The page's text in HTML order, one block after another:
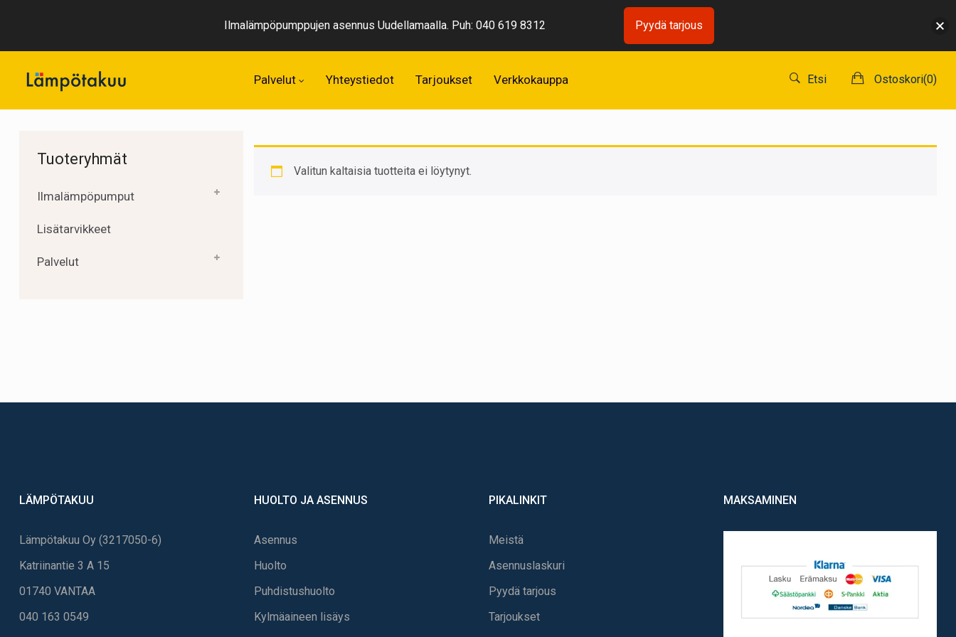
Palvelut Yhteystiedot Tarjoukset Verkkokauppa Ostoskori(0)
Etsi
Tuoteryhmät
Ilmalämpöpumput
Lisätarvikkeet
Palvelut
Valitun kaltaisia tuotteita ei löytynyt.
LÄMPÖTAKUU
Lämpötakuu Oy (3217050-6)
Katriinantie 3 A 15
01740 VANTAA
040 163 0549
HUOLTO JA ASENNUS
Asennus
Huolto
Puhdistushuolto
Kylmäaineen lisäys
PIKALINKIT
Meistä
Asennuslaskuri
Pyydä tarjous
Tarjoukset
MAKSAMINEN
Ilmalämpöpumppujen asennus Uudellamaalla. Puh: 040 619 8312 Pyydä tarjous